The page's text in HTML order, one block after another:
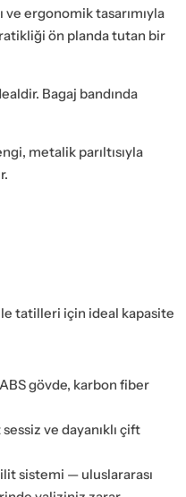
ve ergonomik tasarımıyla
ön planda tutan bir
Bagaj bandında
metalik parıltısıyla
tatilleri için ideal kapasite
gövde, karbon fiber
ve dayanıklı çift
sistemi — uluslararası